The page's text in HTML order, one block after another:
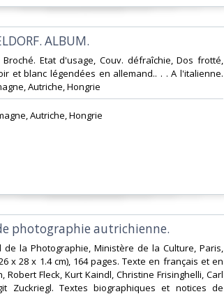
ALBUM.‎
Broché. Etat d'usage, Couv. défraîchie, Dos frotté,
et blanc légendées en allemand.. . . A l'italienne.
Autriche, Hongrie‎
Autriche, Hongrie‎
photographie autrichienne.
la Photographie, Ministère de la Culture, Paris,
x 28 x 1.4 cm), 164 pages. Texte en français et en
Robert Fleck, Kurt Kaindl, Christine Frisinghelli, Carl
Zuckriegl. Textes biographiques et notices de